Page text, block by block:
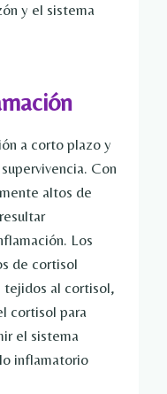
y el sistema
a corto plazo y
Con
altos de
Los
de cortisol
tejidos al cortisol,
cortisol para
el sistema
inflamatorio